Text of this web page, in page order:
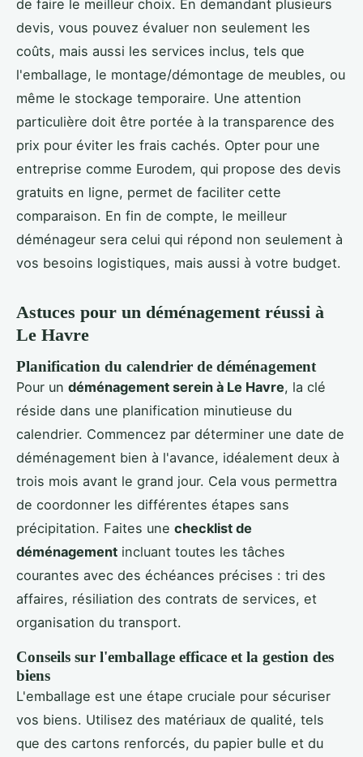
de faire le meilleur choix. En demandant plusieurs
devis, vous pouvez évaluer non seulement les
coûts, mais aussi les services inclus, tels que
l'emballage, le montage/démontage de meubles, ou
même le stockage temporaire. Une attention
particulière doit être portée à la transparence des
prix pour éviter les frais cachés. Opter pour une
entreprise comme Eurodem, qui propose des devis
gratuits en ligne, permet de faciliter cette
comparaison. En fin de compte, le meilleur
déménageur sera celui qui répond non seulement à
vos besoins logistiques, mais aussi à votre budget.
Astuces pour un déménagement réussi à
Le Havre
Planification du calendrier de déménagement
Pour un déménagement serein à Le Havre, la clé
réside dans une planification minutieuse du
calendrier. Commencez par déterminer une date de
déménagement bien à l'avance, idéalement deux à
trois mois avant le grand jour. Cela vous permettra
de coordonner les différentes étapes sans
précipitation. Faites une checklist de
déménagement incluant toutes les tâches
courantes avec des échéances précises : tri des
affaires, résiliation des contrats de services, et
organisation du transport.
Conseils sur l'emballage efficace et la gestion des
biens
L'emballage est une étape cruciale pour sécuriser
vos biens. Utilisez des matériaux de qualité, tels
que des cartons renforcés, du papier bulle et du